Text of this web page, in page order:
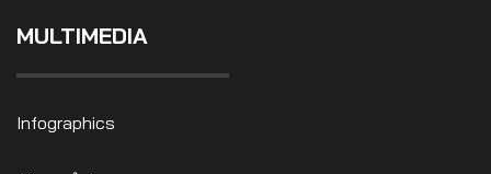
MULTIMEDIA
Infographics